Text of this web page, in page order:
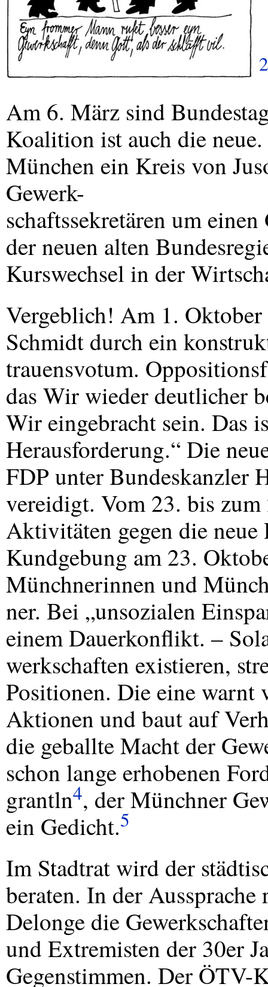
2
Am 6. März sind
Koalition ist auch die
München ein Kreis von
Gewerk-
schaftssekretären um
der neuen alten
Kurswechsel in der
Vergeblich! Am 1.
Schmidt durch ein
trauensvotum.
das Wir wieder deutlicher
Wir eingebracht sein. Das
Herausforderung.“ Die
FDPunter Bundeskanzler
vereidigt. Vom 23. bis
Aktivitäten gegen die
Kundgebung am 23.
Münchnerinnen und
ner. Bei „unsozialen
einem Dauerkonflikt. –
werkschaften existieren,
Positionen. Die eine warnt
Aktionen und baut auf
die geballte Macht der
schon lange erhobenen
grantln4, der Münchner
ein Gedicht.5
Im Stadtrat wird der
beraten. In der
Delonge die
und Extremisten der 30er
Gegenstimmen. Der ÖTV-